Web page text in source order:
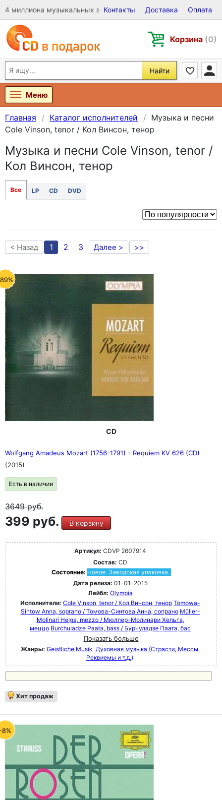
4 миллиона музыкальных записей на Виниле, CD и DVD
Контакты Доставка Оплата
Корзина (0)
Найти
Меню
Главная Каталог исполнителей
Музыка и песни
Cole Vinson, tenor / Кол Винсон, тенор
Музыка и песни Cole Vinson, tenor /
Кол Винсон, тенор
Все LP CD DVD
< Назад 1 2 3 Далее > >>
CD
Wolfgang Amadeus Mozart (1756-1791) - Requiem KV 626 (CD)
(2015)
Есть в наличии
3649руб.
399 руб. В корзину
Артикул: CDVP 2607914
Состав: CD
Состояние: Новое. Заводская упаковка.
Дата релиза: 01-01-2015
Лейбл: Olympia
Исполнители: Cole Vinson, tenor / Кол Винсон, тенор Tomowa-
Sintow Anna, soprano / Томова-Синтова Анна, сопрано Müller-
Molinari Helga, mezzo / Мюллер-Молинари Хельга,
меццо Burchuladze Paata, bass / Бурчуладзе Паата, бас
Показать больше
Жанры: Geistliche Musik Духовная музыка (Страсти, Мессы,
Реквиемы и т.д.)
Хит продаж
8%